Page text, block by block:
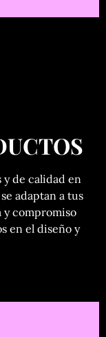
y de calidad en
adaptan a tus
y compromiso
en el diseño y